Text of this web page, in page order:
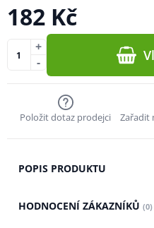
182 Kč
-
+
Položit dotaz prodejci Zařadit
POPIS PRODUKTU
HODNOCENÍ ZÁKAZNÍKŮ (0)